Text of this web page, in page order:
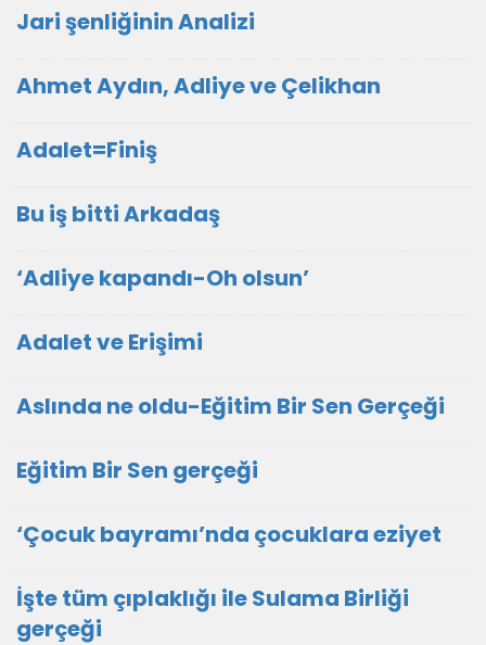
Jari şenliğinin Analizi
Ahmet Aydın, Adliye ve Çelikhan
Adalet=Finiş
Bu iş bitti Arkadaş
‘Adliye kapandı-Oh olsun’
Adalet ve Erişimi
Aslında ne oldu-Eğitim Bir Sen Gerçeği
Eğitim Bir Sen gerçeği
‘Çocuk bayramı’nda çocuklara eziyet
İşte tüm çıplaklığı ile Sulama Birliği
gerçeği